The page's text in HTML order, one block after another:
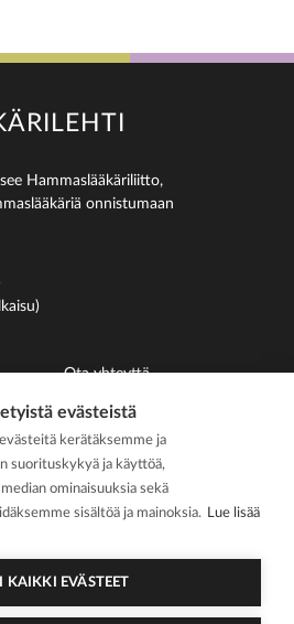
Hammaslääkäriliitto,
onnistumaan
Ota yhteyttä
Suomen Hammaslääkäriliitto
evästeistä
kerätäksemme ja
suorituskykyä ja käyttöä,
ominaisuuksia sekä
sisältöä ja mainoksia. Lue lisää
KAIKKI EVÄSTEET